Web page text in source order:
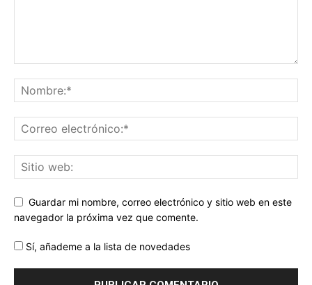
Guardar mi nombre, correo electrónico y sitio web en este
navegador la próxima vez que comente.
Sí, añademe a la lista de novedades